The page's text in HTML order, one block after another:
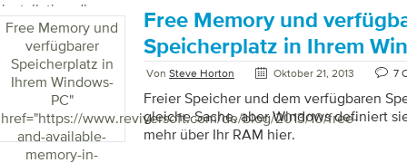
installation-disc-or-
thumbdrive/">
verkauft, zu bestellen, da diese die CD
dir. Dies bedeutet jedoch nicht, dass Sie
können. Es ist ziemlich einfach, Sie
(eine ISO-Datei ist ein vollständiges Bild
Software, das international für die
Version der […]
Free Memory und
verfügbarer
Speicherplatz in
Ihrem Windows-
PC"
href="https://www.reviversoft.com/de/blog/2013/10/free-
and-available-
memory-in-
Free Memory und
Speicherplatz in Ihrem
Von Steve Horton Oktober 21, 2013 7
Freier Speicher und dem verfügbaren
gleiche Sache, aber Windows definiert
mehr über Ihr RAM hier.